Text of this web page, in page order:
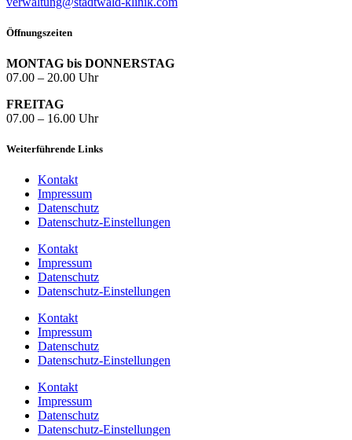
Öffnungszeiten
MONTAG bis DONNERSTAG
07.00 – 20.00 Uhr
FREITAG
07.00 – 16.00 Uhr
Weiterführende Links
Kontakt
Impressum
Datenschutz
Datenschutz-Einstellungen
Kontakt
Impressum
Datenschutz
Datenschutz-Einstellungen
Kontakt
Impressum
Datenschutz
Datenschutz-Einstellungen
Kontakt
Impressum
Datenschutz
Datenschutz-Einstellungen